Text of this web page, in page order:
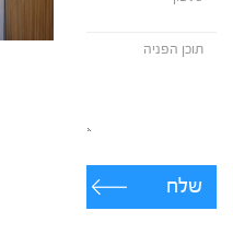
שלח